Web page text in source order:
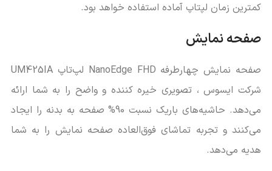
کمترین زمان لپتاپ آماده استفاده خواهد بود.
صفحه نمایش
صفحه نمایش چهارطرفه NanoEdge FHD لپ‌تاپ UM425IA
شرکت ایسوس ، تصویری خیره کننده و واضح را به شما ارائه
می‌دهد. حاشیه‌های باریک نسبت 90% صفحه به بدنه را ایجاد
می‌کنند و تجربه تماشای فوق‌العاده صفحه نمایش را به شما
هدیه می‌دهد.